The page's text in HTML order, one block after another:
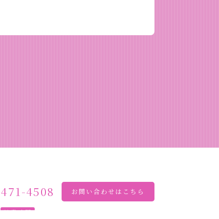
4508 お問い合わせはこちら
営業時間